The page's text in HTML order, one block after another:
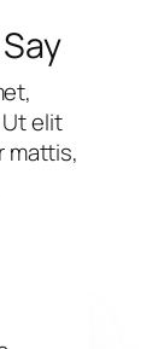
elit
mattis,